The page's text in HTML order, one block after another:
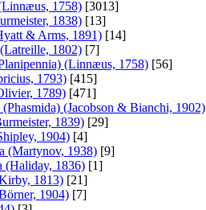
1758) [3013]
1838) [13]
& Arms, 1891) [14]
1802) [7]
(Linnæus, 1758) [56]
1793) [415]
1789) [471]
(Phasmida) (Jacobson & Bianchi, 1902)
1839) [29]
1904) [4]
(Martynov, 1938) [9]
(Haliday, 1836) [1]
1813) [21]
1904) [7]